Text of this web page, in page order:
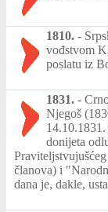
1810. -
vođstvom
poslatu iz
1831. -
Njegoš
donijeta
članova) i
dana je, dakle,